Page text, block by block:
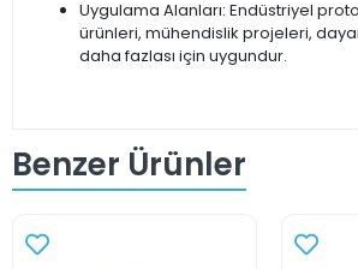
Uygulama Alanları: Endüstriyel
ürünleri, mühendislik projeleri,
daha fazlası için uygundur.
Benzer Ürünler